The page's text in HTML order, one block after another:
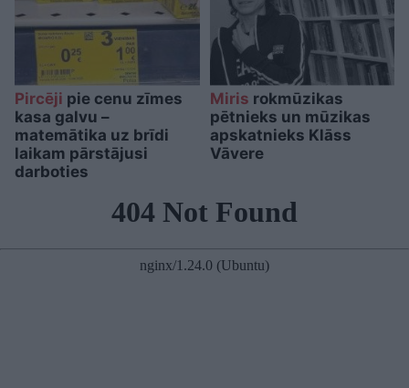
Pircēji pie cenu zīmes
kasa galvu –
matemātika uz brīdi
laikam pārstājusi
darboties
Miris rokmūzikas
pētnieks un mūzikas
apskatnieks Klāss
Vāvere